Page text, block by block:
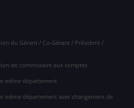
du Gérant / Co-Gérant / Président /
de commissaire aux comptes
même département
même département avec changement de